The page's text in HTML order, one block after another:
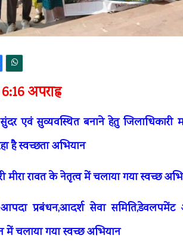
अपराह्न
सुंदर एवं सुव्यवस्थित बनाने हेतु
है स्वच्छता अभियान
मीरा रावत के नेतृत्व में चलाया गया स्वच्छ
प्रबंधन,आदर्श सेवा समिति,डेवलपमेंट
में चलाया गया स्वच्छ अभियान